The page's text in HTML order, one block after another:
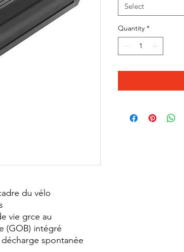
du vélo
vie grce au
(GOB) intégré
spontanée
Select
Quantity *